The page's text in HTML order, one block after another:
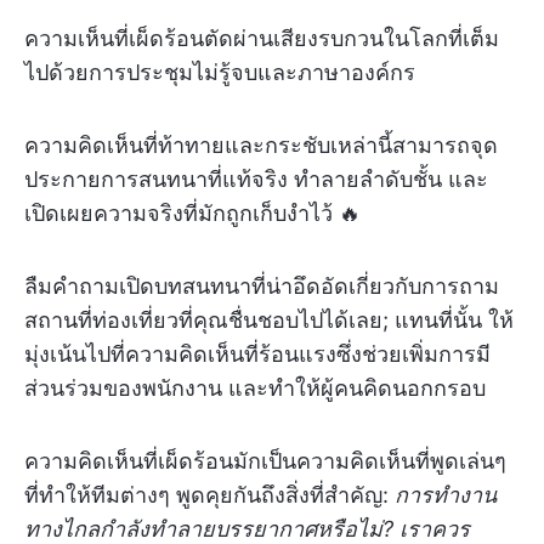
ความเห็นที่เผ็ดร้อนตัดผ่านเสียงรบกวนในโลกที่เต็ม
ไปด้วยการประชุมไม่รู้จบและภาษาองค์กร
ความคิดเห็นที่ท้าทายและกระชับเหล่านี้สามารถจุด
ประกายการสนทนาที่แท้จริง ทำลายลำดับชั้น และ
เปิดเผยความจริงที่มักถูกเก็บงำไว้ 🔥
ลืมคำถามเปิดบทสนทนาที่น่าอึดอัดเกี่ยวกับการถาม
สถานที่ท่องเที่ยวที่คุณชื่นชอบไปได้เลย; แทนที่นั้น ให้
มุ่งเน้นไปที่ความคิดเห็นที่ร้อนแรงซึ่งช่วยเพิ่มการมี
ส่วนร่วมของพนักงาน และทำให้ผู้คนคิดนอกกรอบ
ความคิดเห็นที่เผ็ดร้อนมักเป็นความคิดเห็นที่พูดเล่นๆ
ที่ทำให้ทีมต่างๆ พูดคุยกันถึงสิ่งที่สำคัญ: การทำงาน
ทางไกลกำลังทำลายบรรยากาศหรือไม่? เราควร